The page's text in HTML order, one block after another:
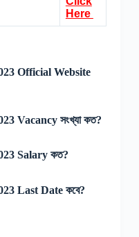
Here
Official Website
Vacancy সংখ্যা কত?
Salary কত?
Last Date কবে?